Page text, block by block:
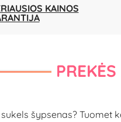
KAINOS
šypsenas? Tuomet